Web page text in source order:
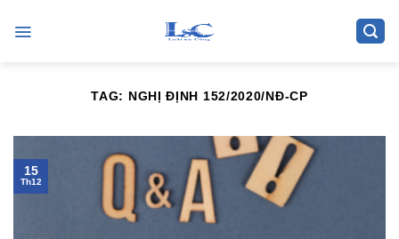
TAG: NGHỊ ĐỊNH 152/2020/NĐ-CP
15
Th12